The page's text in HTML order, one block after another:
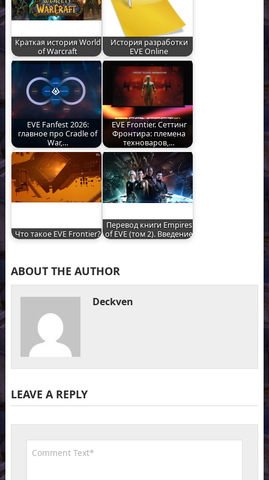
Краткая история World
of Warcraft
История разработки
EVE Online
EVE Fanfest 2026:
главное про Cradle of
War,…
EVE Frontier. Сеттинг
Фронтира: племена
техноваров,…
Что такое EVE Frontier?
Перевод книги Empires
of EVE (том 2). Введение
ABOUT THE AUTHOR
Deckven
LEAVE A REPLY